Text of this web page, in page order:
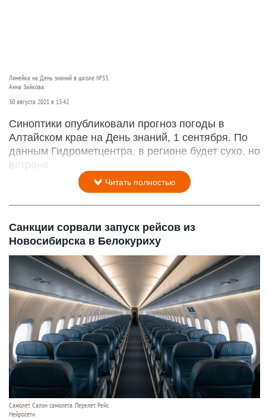
Линейка на День знаний в школе №53.
Анна Зайкова.
30 августа 2021 в 13:42
Синоптики опубликовали прогноз погоды в
Алтайском крае на День знаний, 1 сентября. По
данным Гидрометцентра, в регионе будет сухо, но
ветрено.
Читать полностью
Санкции сорвали запуск рейсов из
Новосибирска в Белокуриху
Самолет. Салон самолета. Перелет. Рейс
Нейросети